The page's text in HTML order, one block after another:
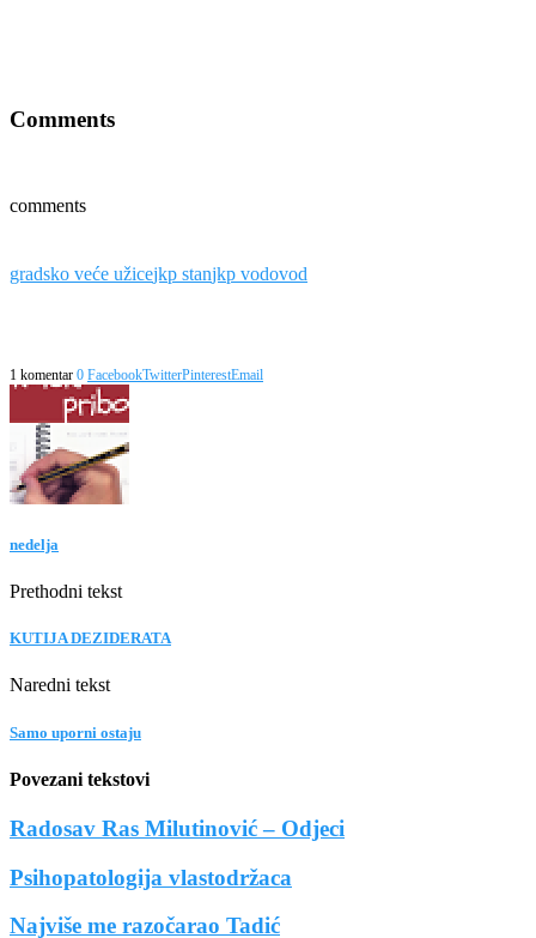
Comments
comments
gradsko veće užicejkp stanjkp vodovod
1 komentar 0 FacebookTwitterPinterestEmail
nedelja
Prethodni tekst
KUTIJA DEZIDERATA
Naredni tekst
Samo uporni ostaju
Povezani tekstovi
Radosav Ras Milutinović – Odjeci
Psihopatologija vlastodržaca
Najviše me razočarao Tadić